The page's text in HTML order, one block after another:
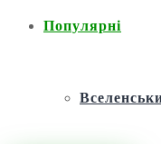
Популярні